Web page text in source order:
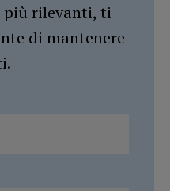
più rilevanti, ti
di mantenere